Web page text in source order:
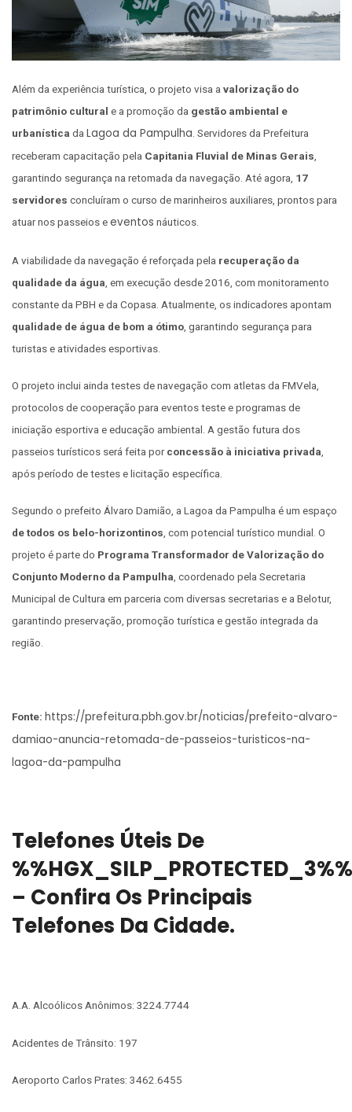
Além da experiência turística, o projeto visa avalorização do
patrimônio cultural e a promoção da gestão ambiental e
urbanística daLagoa da Pampulha. Servidores da Prefeitura
receberam capacitação pela Capitania Fluvial de Minas Gerais,
garantindo segurança na retomada da navegação. Até agora, 17
servidores concluíram o curso de marinheiros auxiliares, prontos para
atuar nos passeios eeventos náuticos.
A viabilidade da navegação é reforçada pela recuperação da
qualidade da água , em execução desde 2016, com monitoramento
constante da PBH e da Copasa. Atualmente, os indicadores apontam
qualidade de água de bom a ótimo , garantindo segurança para
turistas e atividades esportivas.
O projeto inclui ainda testes de navegação com atletas da FMVela,
protocolos de cooperação para eventos teste e programas de
iniciação esportiva e educação ambiental. A gestão futura dos
passeios turísticos será feita porconcessão à iniciativa privada
após período de testes e licitação específica.
Segundo o prefeito Álvaro Damião, a Lagoa da Pampulha é um espaço
de todos os belo-horizontinos , com potencial turístico mundial. O
projeto é parte do Programa Transformador de Valorização do
Conjunto Moderno da Pampulha , coordenado pela Secretaria
Municipal de Cultura em parceria com diversas secretarias e a Belotur,
garantindo preservação, promoção turística e gestão integrada da
região.
Fonte: https://prefeitura.pbh.gov.br/noticias/prefeito-alvaro-
damiao-anuncia-retomada-de-passeios-turisticos-na-
lagoa-da-pampulha
Telefones Úteis De
%%HGX_SILP_PROTECTED_3%%
– Confira Os Principais
Telefones Da Cidade.
A.A. Alcoólicos Anônimos: 3224.7744
Acidentes de Trânsito: 197
Aeroporto Carlos Prates: 3462.6455